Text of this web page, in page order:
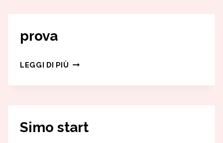
prova
LEGGI DI PIÙ PROVA
Simo start